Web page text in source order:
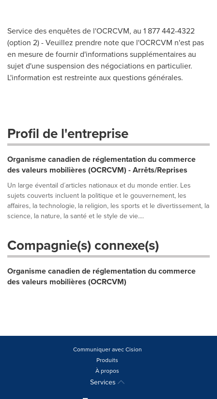
Service des enquêtes de l'OCRCVM, au 1 877 442-4322
(option 2) - Veuillez prendre note que l'OCRCVM n'est pas
en mesure de fournir d'informations supplémentaires au
sujet d'une suspension des négociations en particulier.
L'information est restreinte aux questions générales.
Profil de l'entreprise
Organisme canadien de réglementation du commerce
des valeurs mobilières (OCRCVM) - Arrêts/Reprises
Un large éventail d´articles nationaux et du monde entier. Les
sujets couverts incluent la politique et le gouvernement, les
affaires, la technologie, la religion, les sports et le divertissement, la
science, la nature, la santé et le style de vie....
Compagnie(s) connexe(s)
Organisme canadien de réglementation du commerce
des valeurs mobilières (OCRCVM)
Communiquer avec Cision
Produits
À propos
Services